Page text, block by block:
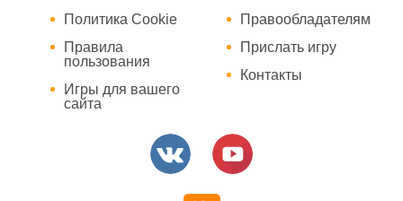
Политика Cookie
Правила
пользования
Игры для вашего
сайта
Правообладателям
Прислать игру
Контакты